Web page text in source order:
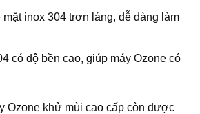
mặt inox 304 trơn láng, dễ dàng làm
có độ bền cao, giúp máy Ozone có
Ozone khử mùi cao cấp còn được